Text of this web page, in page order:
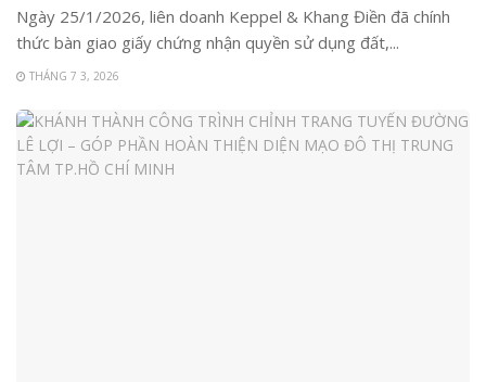
Ngày 25/1/2026, liên doanh Keppel & Khang Điền đã chính
thức bàn giao giấy chứng nhận quyền sử dụng đất,...
THÁNG 7 3, 2026